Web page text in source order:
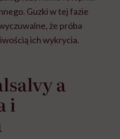
Guzki w tej fazie
że próba
ich wykrycia.
a
i